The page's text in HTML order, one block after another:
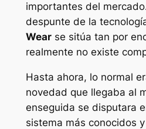
importantes del
despunte de la
Wearse sitúa tan por
realmente no existe
Hasta ahora, lo normal
novedad que llegaba al
enseguida se disputara
sistema más conocidos